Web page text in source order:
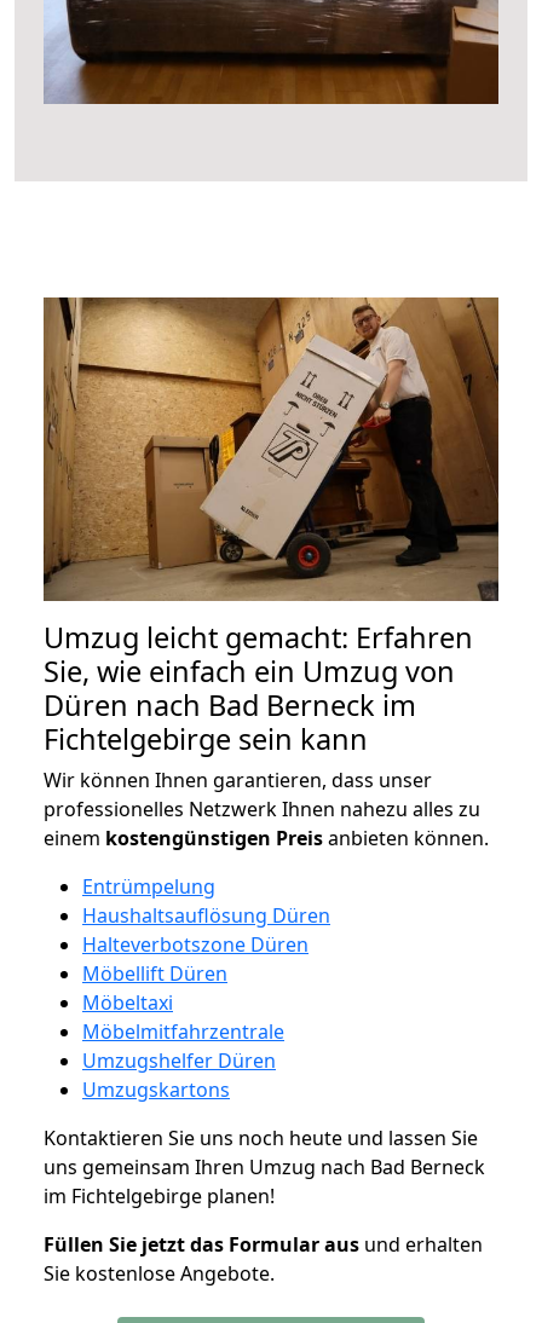
Umzug leicht gemacht: Erfahren
Sie, wie einfach ein Umzug von
Düren nach Bad Berneck im
Fichtelgebirge sein kann
Wir können Ihnen garantieren, dass unser
professionelles Netzwerk Ihnen nahezu alles zu
einem kostengünstigen Preisanbieten können.
Entrümpelung
Haushaltsauflösung Düren
Halteverbotszone Düren
Möbellift Düren
Möbeltaxi
Möbelmitfahrzentrale
Umzugshelfer Düren
Umzugskartons
Kontaktieren Sie uns noch heute und lassen Sie
uns gemeinsam Ihren Umzug nach Bad Berneck
im Fichtelgebirge planen!
Füllen Sie jetzt das Formular aus und erhalten
Sie kostenlose Angebote.